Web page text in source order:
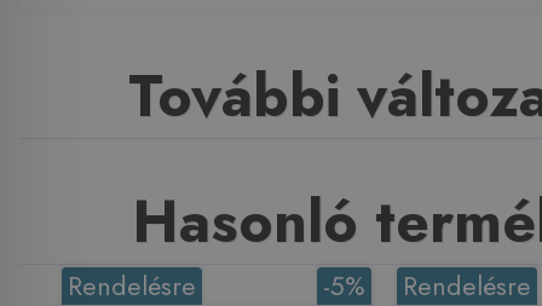
További
Hasonló
-5%
Rendelésre Rendelésre